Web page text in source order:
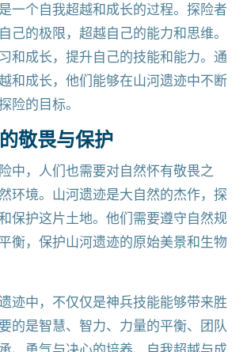
一个自我超越和成长的过程。探险者
己的极限，超越自己的能力和思维。
和成长，提升自己的技能和能力。通
和成长，他们能够在山河遗迹中不断
险的目标。
敬畏与保护
中，人们也需要对自然怀有敬畏之
环境。山河遗迹是大自然的杰作，探
保护这片土地。他们需要遵守自然规
衡，保护山河遗迹的原始美景和生物
迹中，不仅仅是神兵技能能够带来胜
的是智慧、智力、力量的平衡、团队